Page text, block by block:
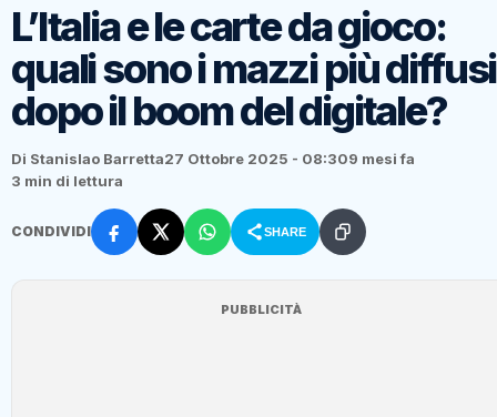
L’Italia e le carte da gioco:
quali sono i mazzi più diffusi
dopo il boom del digitale?
Di Stanislao Barretta27 Ottobre 2025 - 08:309 mesi fa
3 min di lettura
CONDIVIDI SHARE
PUBBLICITÀ